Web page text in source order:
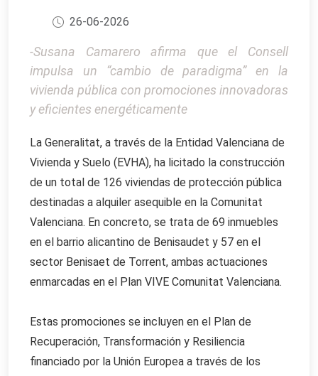
26-06-2026
-Susana Camarero afirma que el Consell
impulsa un “cambio de paradigma” en la
vivienda pública con promociones innovadoras
y eficientes energéticamente
La Generalitat, a través de la Entidad Valenciana de
Vivienda y Suelo (EVHA), ha licitado la construcción
de un total de 126 viviendas de protección pública
destinadas a alquiler asequible en la Comunitat
Valenciana. En concreto, se trata de 69 inmuebles
en el barrio alicantino de Benisaudet y 57 en el
sector Benisaet de Torrent, ambas actuaciones
enmarcadas en el Plan VIVE Comunitat Valenciana.
Estas promociones se incluyen en el Plan de
Recuperación, Transformación y Resiliencia
financiado por la Unión Europea a través de los